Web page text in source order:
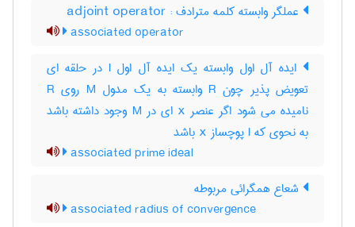
عملگر وابسته کلمه مترادف : adjoint operator
associated operator
ایده آل اول وابسته یک ایده آل اول I در حلقه ای
تعویض پذیر چون R وابسته به یک مدول M روی R
نامیده می شود اگر عنصر x ای در M وجود داشته باشد
به نحوی که I پوچساز x باشد
associated prime ideal
شعاع همگرائی مربوطه
associated radius of convergence